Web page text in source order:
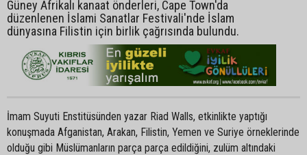
Güney Afrikalı kanaat önderleri, Cape Town'da
düzenlenen İslami Sanatlar Festivali'nde İslam
dünyasına Filistin için birlik çağrısında bulundu.
İmam Suyuti Enstitüsünden yazar Riad Walls, etkinlikte yaptığı
konuşmada Afganistan, Arakan, Filistin, Yemen ve Suriye örneklerinde
olduğu gibi Müslümanların parça parça edildiğini, zulüm altındaki